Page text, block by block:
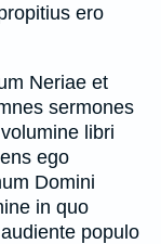
ero
Neriae et
sermones
libri
ego
Domini
in quo
populo